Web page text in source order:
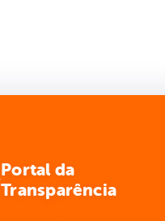
Portal da
Transparência